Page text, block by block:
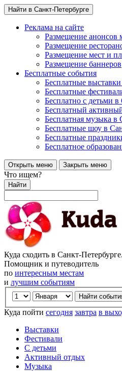
Найти в Санкт-Петербурге
Реклама на сайте
Размещение анонсов
Размещение
Размещение мест и
Размещение баннеров
Бесплатные события
Бесплатные
Бесплатные
Бесплатно с детьми
Бесплатный
Бесплатная музыка в
Бесплатные шоу в
Бесплатные
Бесплатное
Открыть меню Закрыть меню
Что ищем?
Найти
Куда сходить в Санкт-
Помощник и путеводитель
по интересным местам
и лучшим событиям
Куда пойти сегодня завтра в
Выставки
Фестивали
С детьми
Активный отдых
Музыка